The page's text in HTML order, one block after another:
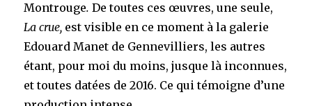
Montrouge. De toutes ces œuvres, une seule,
La crue, est visible en ce moment à la galerie
Edouard Manet de Gennevilliers, les autres
étant, pour moi du moins, jusque là inconnues,
et toutes datées de 2016. Ce qui témoigne d’une